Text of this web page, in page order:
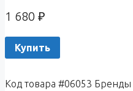
1 680 ₽
Купить
Код товара #06053 Бренды